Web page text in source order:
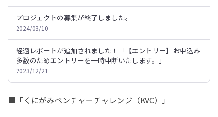
プロジェクトの募集が終了しました。
2024/03/10
経過レポートが追加されました！「【エントリー】お申込み
多数のためエントリーを一時中断いたします。」
2023/12/21
■「くにがみベンチャーチャレンジ（KVC）」